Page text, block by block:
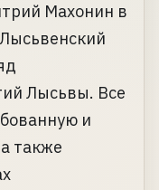
Махонин в
Лысьвы. Все
и
также